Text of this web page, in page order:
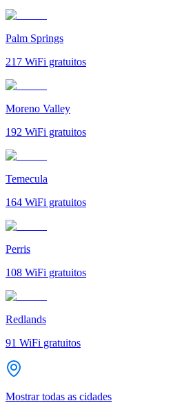
Palm Springs
217 WiFi gratuitos
Moreno Valley
192 WiFi gratuitos
Temecula
164 WiFi gratuitos
Perris
108 WiFi gratuitos
Redlands
91 WiFi gratuitos
Mostrar todas as cidades